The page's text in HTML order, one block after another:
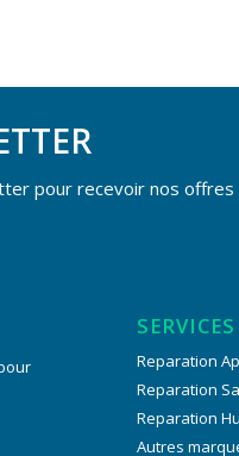
pour recevoir nos offres
SERVICES
Reparation
Reparation
Reparation
Autres